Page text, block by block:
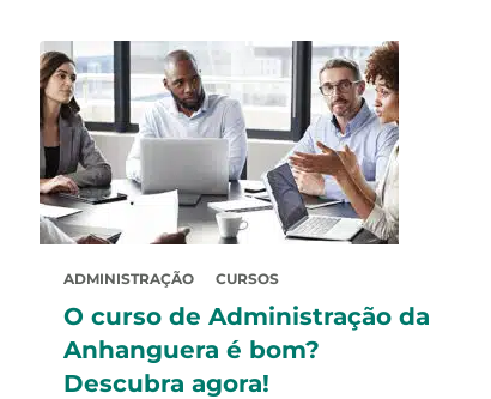
ADMINISTRAÇÃO CURSOS
O curso de Administração da
Anhanguera é bom?
Descubra agora!